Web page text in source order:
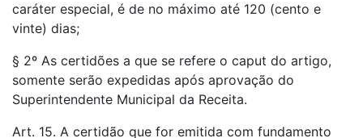
caráter especial, é de no máximo até 120 (cento e
vinte) dias;
§ 2º As certidões a que se refere o caput do artigo,
somente serão expedidas após aprovação do
Superintendente Municipal da Receita.
Art. 15. A certidão que for emitida com fundamento